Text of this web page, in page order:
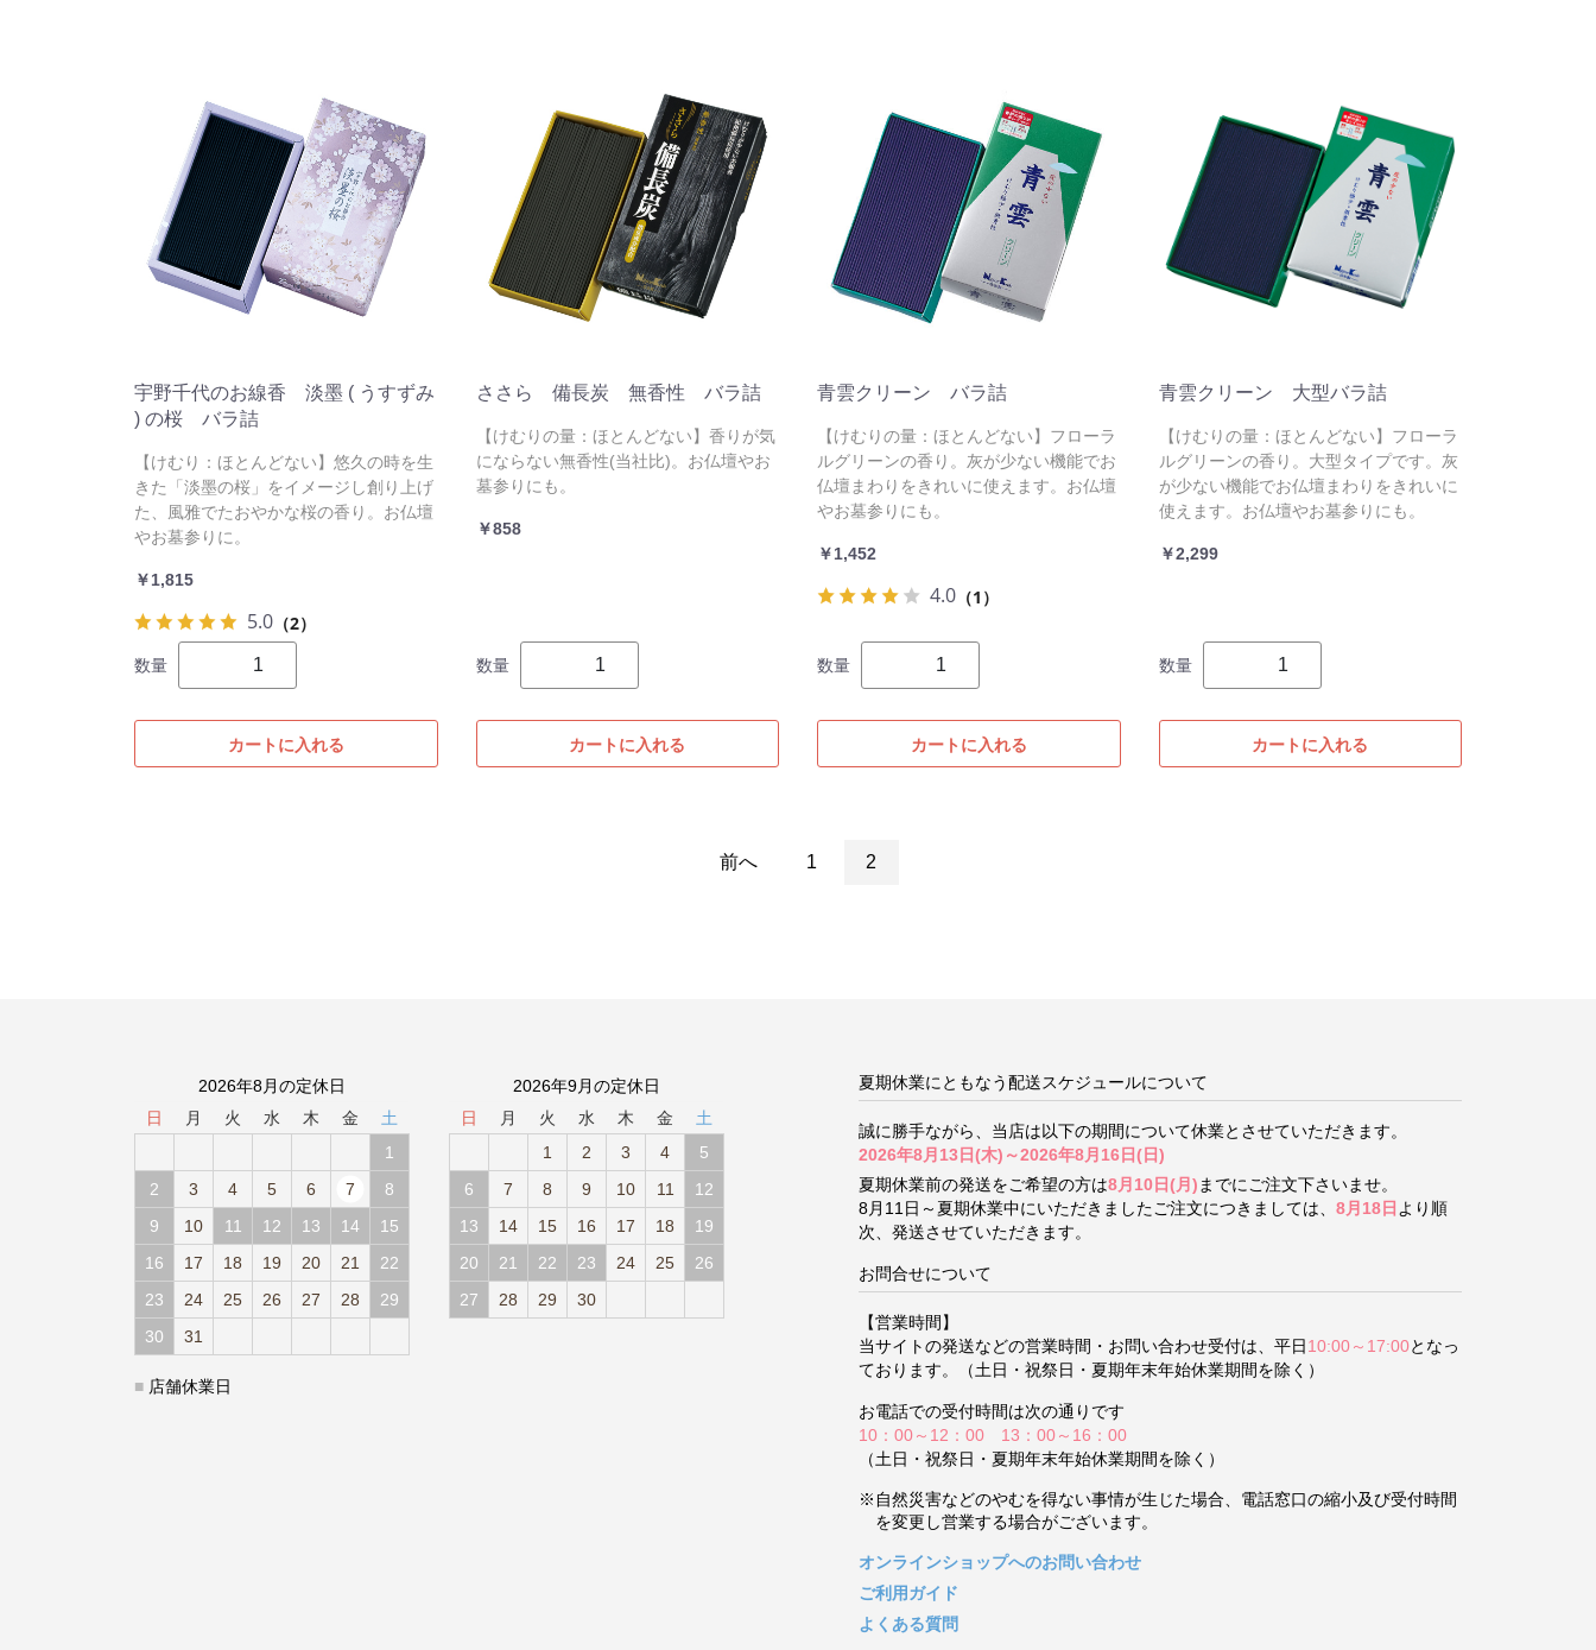
宇野千代のお線香 淡墨 ( うすずみ
) の桜 バラ詰
【けむり：ほとんどない】悠久の時を生
きた「淡墨の桜」をイメージし創り上げ
た、風雅でたおやかな桜の香り。お仏壇
やお墓参りに。
￥1,815
5.0 （2）
数量
カートに入れる
ささら 備長炭 無香性 バラ詰
【けむりの量：ほとんどない】香りが気
にならない無香性(当社比)。お仏壇やお
墓参りにも。
￥858
数量
カートに入れる
青雲クリーン バラ詰
【けむりの量：ほとんどない】フローラ
ルグリーンの香り。灰が少ない機能でお
仏壇まわりをきれいに使えます。お仏壇
やお墓参りにも。
￥1,452
4.0 （1）
数量
カートに入れる
青雲クリーン 大型バラ詰
【けむりの量：ほとんどない】フローラ
ルグリーンの香り。大型タイプです。灰
が少ない機能でお仏壇まわりをきれいに
使えます。お仏壇やお墓参りにも。
￥2,299
数量
カートに入れる
前へ 1 2
2026年8月の定休日
日
月 火 水 木 金
土
1
2
3 4 5 6 7
8
9
10 11 12 13 14
15
16
17 18 19 20 21
22
23
24 25 26 27 28
29
30
31
2026年9月の定休日
日
月 火 水 木 金
土
1
2 3 4
5
6
7 8 9 10 11
12
13
14 15 16 17 18
19
20
21 22 23 24 25
26
27
28 29 30
■ 店舗休業日
夏期休業にともなう配送スケジュールについて
誠に勝手ながら、当店は以下の期間について休業とさせていただきます。
2026年8月13日(木)～2026年8月16日(日)
夏期休業前の発送をご希望の方は8月10日(月) までにご注文下さいませ。
8月11日～夏期休業中にいただきましたご注文につきましては、 8月18日 より順
次、発送させていただきます。
お問合せについて
【営業時間】
当サイトの発送などの営業時間・お問い合わせ受付は、平日10:00～17:00となっ
ております。（土日・祝祭日・夏期年末年始休業期間を除く）
お電話での受付時間は次の通りです
10：00～12：00 13：00～16：00
（土日・祝祭日・夏期年末年始休業期間を除く）
※自然災害などのやむを得ない事情が生じた場合、電話窓口の縮小及び受付時間
を変更し営業する場合がございます。
オンラインショップへのお問い合わせ
ご利用ガイド
よくある質問